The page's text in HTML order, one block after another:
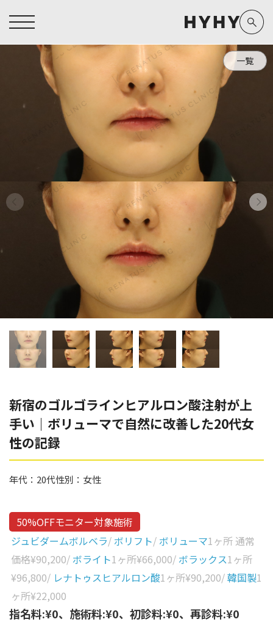
ヒアルロン酸注入症例一覧
医療脱毛症例一覧
アートメイク症例一覧
クリニック一覧
医師一覧
看護師一覧
新着情報
運営元情報
よくあるご質問
お問い合わせ
プライバシーポリシー
未成年の方へ
規約
コラム
ヒアルロン酸注入 医療脱毛
担当医師から探す
高橋 希
東山 麻伊子
阿部 竜介
Parts
部位から探す
額
こめかみ
眉間
涙袋
眼窩縁（目の下）
ゴルゴライン
鼻
ほうれい線
Preparation
製剤から探す
ザーフ(XERF)
ボラックス
ボリューマ
ボリフト
ボルベラ
レナトゥスヒアルロン酸
ダイヤモンドフィール/ピ
ネハ
リジュラン
ゴウリ
糸リフト
Gender
性別から探す
女性
男性
一覧
新宿のゴルゴラインヒアルロン酸注射が上
手い｜ボリューマで自然に改善した20代女
性の記録
年代： 20代性別： 女性
50%OFFモニター対象施術
ジュビダームボルベラ/ ボリフト/ ボリューマ1ヶ所 通常
価格¥90,200/ ボライト1ヶ所¥66,000/ ボラックス1ヶ所
¥96,800/ レナトゥスヒアルロン酸1ヶ所¥90,200/韓国製1
ヶ所¥22,000
指名料:¥0、施術料:¥0、初診料:¥0、再診料:¥0